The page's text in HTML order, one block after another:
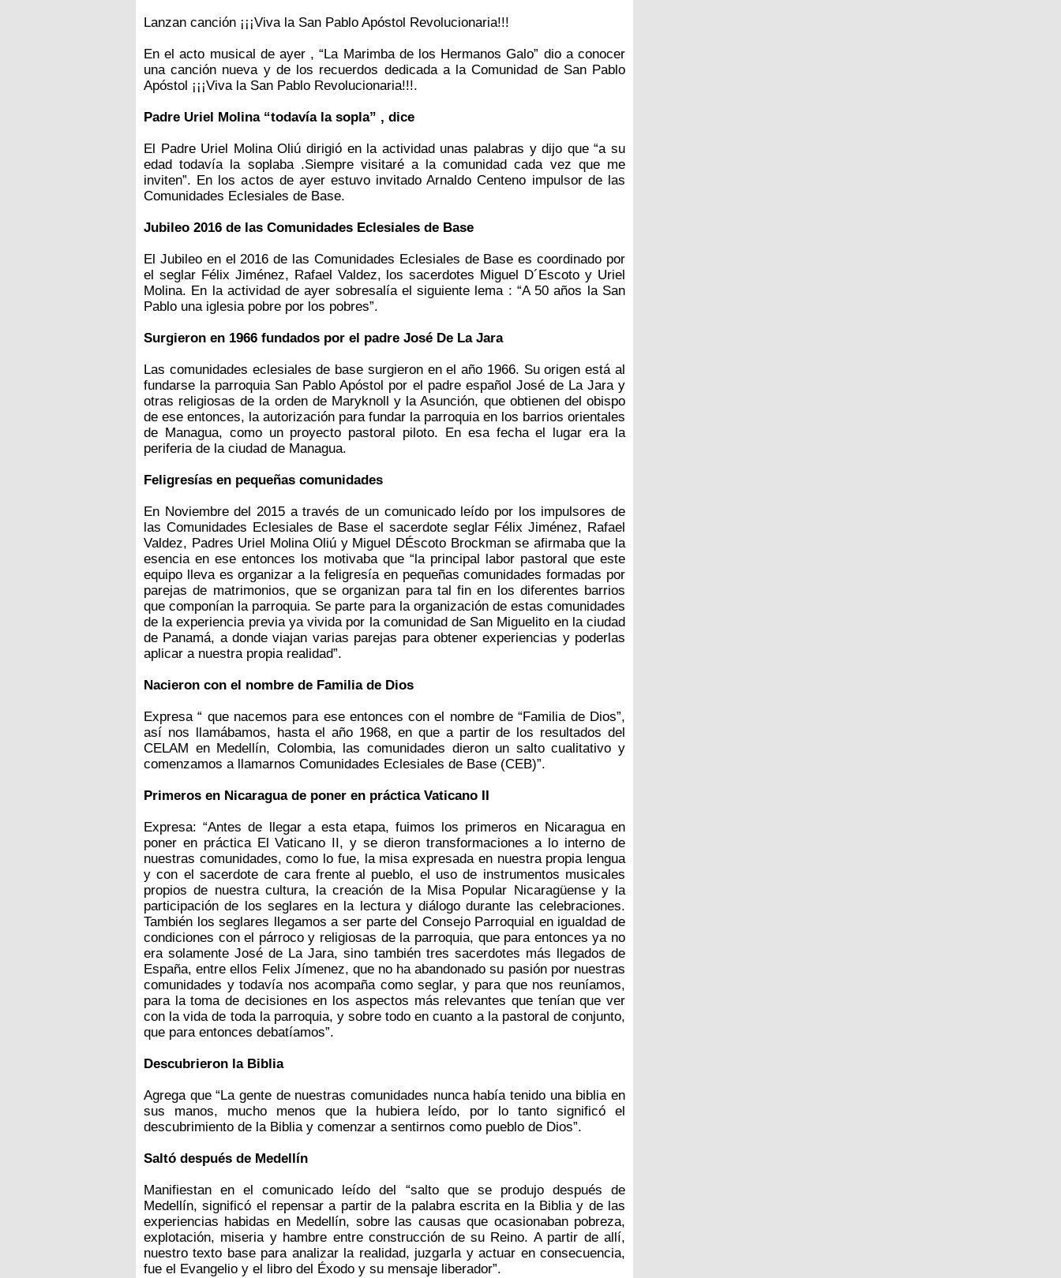
Lanzan canción ¡¡¡Viva la San Pablo Apóstol Revolucionaria!!!
En el acto musical de ayer , “La Marimba de los Hermanos Galo” dio a conocer
una canción nueva y de los recuerdos dedicada a la Comunidad de San Pablo
Apóstol ¡¡¡Viva la San Pablo Revolucionaria!!!.
Padre Uriel Molina “todavía la sopla” , dice
El Padre Uriel Molina Oliú dirigió en la actividad unas palabras y dijo que “a su
edad todavía la soplaba .Siempre visitaré a la comunidad cada vez que me
inviten”. En los actos de ayer estuvo invitado Arnaldo Centeno impulsor de las
Comunidades Eclesiales de Base.
Jubileo 2016 de las Comunidades Eclesiales de Base
El Jubileo en el 2016 de las Comunidades Eclesiales de Base es coordinado por
el seglar Félix Jiménez, Rafael Valdez, los sacerdotes Miguel D´Escoto y Uriel
Molina. En la actividad de ayer sobresalía el siguiente lema : “A 50 años la San
Pablo una iglesia pobre por los pobres”.
Surgieron en 1966 fundados por el padre José De La Jara
Las comunidades eclesiales de base surgieron en el año 1966. Su origen está al
fundarse la parroquia San Pablo Apóstol por el padre español José de La Jara y
otras religiosas de la orden de Maryknoll y la Asunción, que obtienen del obispo
de ese entonces, la autorización para fundar la parroquia en los barrios orientales
de Managua, como un proyecto pastoral piloto. En esa fecha el lugar era la
periferia de la ciudad de Managua.
Feligresías en pequeñas comunidades
En Noviembre del 2015 a través de un comunicado leído por los impulsores de
las Comunidades Eclesiales de Base el sacerdote seglar Félix Jiménez, Rafael
Valdez, Padres Uriel Molina Oliú y Miguel DÉscoto Brockman se afirmaba que la
esencia en ese entonces los motivaba que “la principal labor pastoral que este
equipo lleva es organizar a la feligresía en pequeñas comunidades formadas por
parejas de matrimonios, que se organizan para tal fin en los diferentes barrios
que componían la parroquia. Se parte para la organización de estas comunidades
de la experiencia previa ya vivida por la comunidad de San Miguelito en la ciudad
de Panamá, a donde viajan varias parejas para obtener experiencias y poderlas
aplicar a nuestra propia realidad”.
Nacieron con el nombre de Familia de Dios
Expresa “ que nacemos para ese entonces con el nombre de “Familia de Dios”,
así nos llamábamos, hasta el año 1968, en que a partir de los resultados del
CELAM en Medellín, Colombia, las comunidades dieron un salto cualitativo y
comenzamos a llamarnos Comunidades Eclesiales de Base (CEB)”.
Primeros en Nicaragua de poner en práctica Vaticano II
Expresa: “Antes de llegar a esta etapa, fuimos los primeros en Nicaragua en
poner en práctica El Vaticano II, y se dieron transformaciones a lo interno de
nuestras comunidades, como lo fue, la misa expresada en nuestra propia lengua
y con el sacerdote de cara frente al pueblo, el uso de instrumentos musicales
propios de nuestra cultura, la creación de la Misa Popular Nicaragüense y la
participación de los seglares en la lectura y diálogo durante las celebraciones.
También los seglares llegamos a ser parte del Consejo Parroquial en igualdad de
condiciones con el párroco y religiosas de la parroquia, que para entonces ya no
era solamente José de La Jara, sino también tres sacerdotes más llegados de
España, entre ellos Felix Jímenez, que no ha abandonado su pasión por nuestras
comunidades y todavía nos acompaña como seglar, y para que nos reuníamos,
para la toma de decisiones en los aspectos más relevantes que tenían que ver
con la vida de toda la parroquia, y sobre todo en cuanto a la pastoral de conjunto,
que para entonces debatíamos”.
Descubrieron la Biblia
Agrega que “La gente de nuestras comunidades nunca había tenido una biblia en
sus manos, mucho menos que la hubiera leído, por lo tanto significó el
descubrimiento de la Biblia y comenzar a sentirnos como pueblo de Dios”.
Saltó después de Medellín
Manifiestan en el comunicado leído del “salto que se produjo después de
Medellín, significó el repensar a partir de la palabra escrita en la Biblia y de las
experiencias habidas en Medellín, sobre las causas que ocasionaban pobreza,
explotación, miseria y hambre entre construcción de su Reino. A partir de allí,
nuestro texto base para analizar la realidad, juzgarla y actuar en consecuencia,
fue el Evangelio y el libro del Éxodo y su mensaje liberador”.